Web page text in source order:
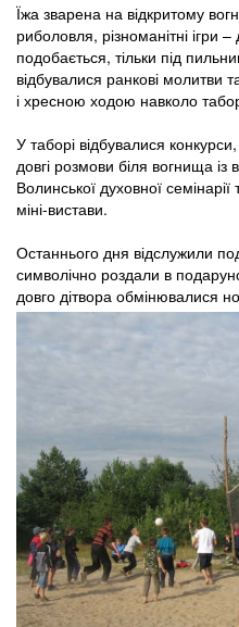
Їжа зварена на відкритому
риболовля, різноманітні ігри
подобається, тільки під
відбувалися ранкові молитви
і хресною ходою навколо
У таборі відбувалися
довгі розмови біля вогнища
Волинської духовної
міні-вистави.
Останнього дня відслужили
символічно роздали в
довго дітвора обмінювалися